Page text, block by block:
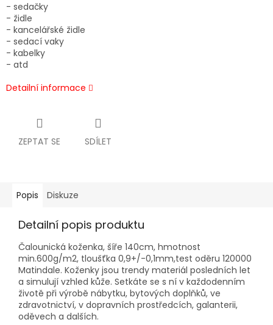
- sedačky
- židle
- kancelářské židle
- sedací vaky
- kabelky
- atd
Detailní informace
ZEPTAT SE SDÍLET
Popis Diskuze
Detailní popis produktu
Čalounická koženka, šíře 140cm, hmotnost
min.600g/m2, tloušťka 0,9+/-0,1mm,test oděru 120000
Matindale. Koženky jsou trendy materiál posledních let
a simulují vzhled kůže. Setkáte se s ní v každodenním
životě při výrobě nábytku, bytových doplňků, ve
zdravotnictví, v dopravních prostředcích, galanterii,
oděvech a dalších.